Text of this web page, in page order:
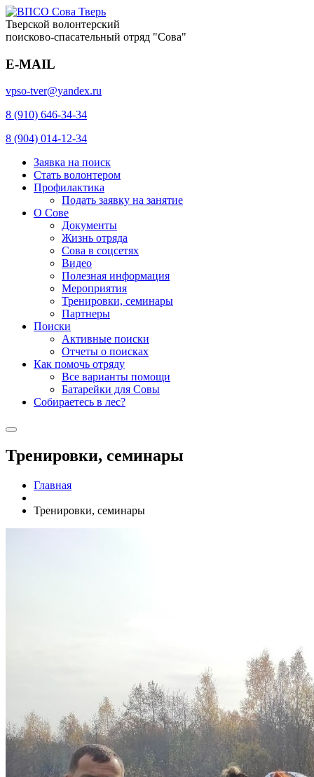
Тверской волонтерский
поисково-спасательный отряд "Сова"
E-MAIL
vpso-tver@yandex.ru
8 (910) 646-34-34
8 (904) 014-12-34
Заявка на поиск
Стать волонтером
Профилактика
Подать заявку на занятие
О Сове
Документы
Жизнь отряда
Сова в соцсетях
Видео
Полезная информация
Мероприятия
Тренировки, семинары
Партнеры
Поиски
Активные поиски
Отчеты о поисках
Как помочь отряду
Все варианты помощи
Батарейки для Совы
Собираетесь в лес?
Тренировки, семинары
Главная
Тренировки, семинары